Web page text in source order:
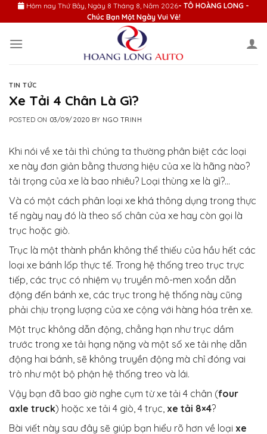
to
Hôm nay Thứ Bảy, Ngày 8 Tháng 8, Năm 2026- TÔ HOÀNG LONG -
Chúc Bạn Một Ngày Vui Vẻ!
TIN TỨC
Xe Tải 4 Chân Là Gì?
POSTED ON 03/09/2020 BY NGO TRINH
Khi nói về xe tải thì chúng ta thường phân biệt các loại
xe này đơn giản bằng thương hiệu của xe là hãng nào?
tải trọng của xe là bao nhiêu? Loại thùng xe là gì?…
Và có một cách phân loại xe khá thông dụng trong thực
tế ngày nay đó là theo số chân của xe hay còn gọi là
trục hoặc giò.
Trục là một thành phần không thể thiếu của hầu hết các
loại xe bánh lốp thực tế. Trong hệ thống treo trục trực
tiếp, các trục có nhiệm vụ truyền mô-men xoắn dẫn
động đến bánh xe, các trục trong hệ thống này cũng
phải chịu trọng lượng của xe cộng với hàng hóa trên xe.
Một trục không dẫn động, chẳng hạn như trục dầm
trước trong xe tải hạng nặng và một số xe tải nhẹ dẫn
động hai bánh, sẽ không truyền động mà chỉ đóng vai
trò như một bộ phận hệ thống treo và lái.
Vậy bạn đã bao giờ nghe cụm từ xe tải 4 chân (four
axle truck) hoặc xe tải 4 giò, 4 trục, xe tải 8×4?
Bài viết này sau đây sẽ giúp bạn hiểu rõ hơn về loại xe